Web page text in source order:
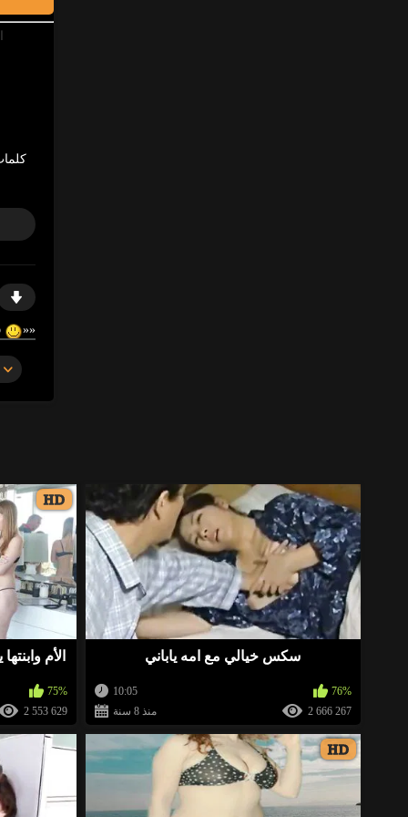
«
«
«
https://gosex69/ht0r3
«
«
HD
الأم
75%
2 553 629
سكس خيالي مع امه ياباني
10:05
76%
منذ 8 سنة
2 666 267
HD